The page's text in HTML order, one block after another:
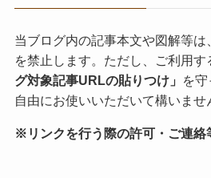
当ブログ内の記事本文や図解等は
を禁止します。ただし、ご利用す
グ対象記事URLの貼りつけ」
を
自由にお使いいただいて構いませ
※リンクを行う際の許可・ご連絡